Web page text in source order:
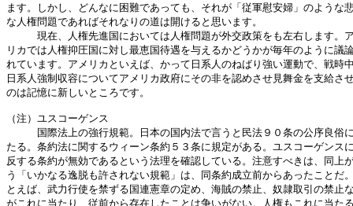
ます。しかし、どんなに困難であっても、それが「従軍慰安婦」のような
な人権問題であればそれなりの道は開けると思います。
現在、人権先進国においては人権問題が外交政策をも左右します。
リカでは人権抑圧国に対し最恵国待遇を与えるかどうかが毎年のように議
れています。アメリカといえば、かって日系人のねばり強い運動で、戦時
日系人強制収容についてアメリカ政府にその非を認めさせ見舞金を支給さ
のは記憶に新しいところです。
（注）ユスコーゲンス
国際法上の強行規範。日本の国内法で言うと民法９０条の公序良俗
たる。条約法に関するウィーン条約５３条に規定がある。ユスコーゲンス
反する条約が無効であるという法理を確認している。注意すべきは、同上
う「いかなる逸脱も許されない規範」は、同条約成立前からあったことだ
とえば、武力行使を禁ずる国連憲章の定め、海賊の禁止、奴隷取引の禁止
がこれに当たり、従前から存在したことは争いがない。人権もこれに当た